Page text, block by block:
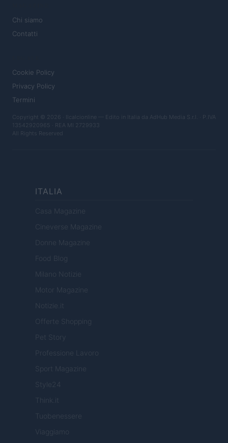
Chi siamo
Contatti
Cookie Policy
Privacy Policy
Termini
Copyright © 2026 · Ilcalcionline — Edito in Italia da AdHub Media S.r.l. · P.IVA
13542920965 · REA MI 2729933
All Rights Reserved
ITALIA
Casa Magazine
Cineverse Magazine
Donne Magazine
Food Blog
Milano Notizie
Motor Magazine
Notizie.it
Offerte Shopping
Pet Story
Professione Lavoro
Sport Magazine
Style24
Think.it
Tuobenessere
Viaggiamo